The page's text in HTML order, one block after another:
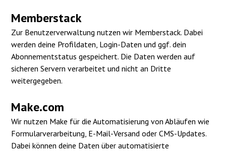
Memberstack
Zur Benutzerverwaltung nutzen wir Memberstack. Dabei
werden deine Profildaten, Login-Daten und ggf. dein
Abonnementstatus gespeichert. Die Daten werden auf
sicheren Servern verarbeitet und nicht an Dritte
weitergegeben.
Make.com
Wir nutzen Make für die Automatisierung von Abläufen wie
Formularverarbeitung, E-Mail-Versand oder CMS-Updates.
Dabei können deine Daten über automatisierte